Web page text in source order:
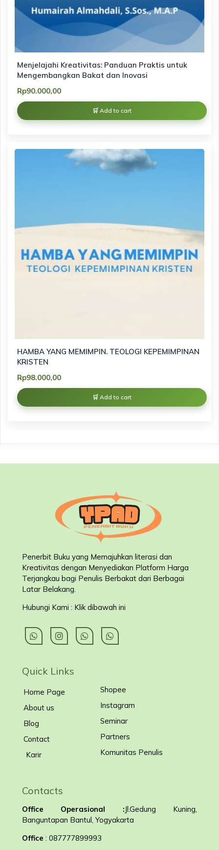
Menjelajahi Kreativitas: Panduan Praktis untuk
Mengembangkan Bakat dan Inovasi
Rp90.000,00
Add to cart
HAMBA YANG MEMIMPIN. TEOLOGI KEPEMIMPINAN
KRISTEN
Rp98.000,00
Add to cart
Penerbit Buku yang Memajuhkan literasi dan
Kreativitas dengan Menyediakan Platform Harga
Terjangkau bagi Penulis Berbakat dari Berbagai
Latar Belakang
Hubungi Kami : Klik dibawah ini
Quick Links
Home Page
About us
Blog
Contact
Karir
Shopee
Instagram
Seminar
Partners
Komunitas Penulis
Contacts
Office Operasional :Jl.Gedung Kuning,
Banguntapan Bantul, Yogyakarta
Office : 087777899993